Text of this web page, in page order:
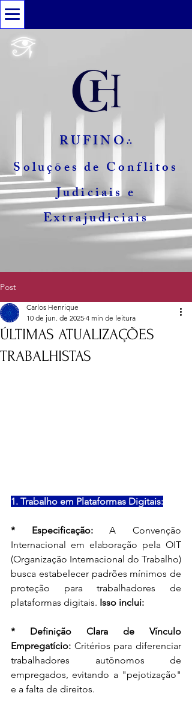
RUFINO ∴
Soluções de Conflitos
Judiciais e
Extrajudiciais
Post
ÚLTIMAS ATUALIZAÇÕES
TRABALHISTAS
Carlos Henrique
10 de jun. de 2025 4 min de leitura
1. Trabalho em Plataformas Digitais:
* Especificação: A Convenção
Internacional em elaboração pela OIT
(Organização Internacional do Trabalho)
busca estabelecer padrões mínimos de
proteção para trabalhadores de
plataformas digitais. Isso inclui:
* Definição Clara de Vínculo
Empregatício: Critérios para diferenciar
trabalhadores autônomos de
empregados, evitando a "pejotização"
e a falta de direitos.